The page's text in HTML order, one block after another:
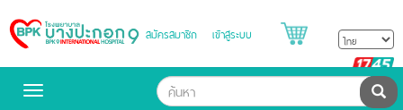
Bangpakok
Hospital
สมัครสมาชิก เข้าสู่ระบบ
Toggle
ค้น